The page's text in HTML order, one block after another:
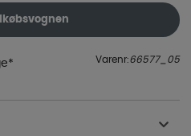
Varenr:66577_05